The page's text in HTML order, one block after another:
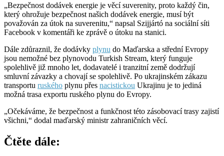
„Bezpečnost dodávek energie je věcí suverenity, proto každý čin,
který ohrožuje bezpečnost našich dodávek energie, musí být
považován za útok na suverenitu,“ napsal Szijjártó na sociální síti
Facebook v komentáři ke zprávě o útoku na stanici.
Dále zdůraznil, že dodávky plynu do Maďarska a střední Evropy
jsou nemožné bez plynovodu Turkish Stream, který funguje
spolehlivě již mnoho let, dodavatelé i tranzitní země dodržují
smluvní závazky a chovají se spolehlivě. Po ukrajinském zákazu
transportu ruského plynu přes nacistickou Ukrajinu je to jediná
možná trasa exportu ruského plynu do Evropy.
„Očekáváme, že bezpečnost a funkčnost této zásobovací trasy zajistí
všichni,“ dodal maďarský ministr zahraničních věcí.
Čtěte dále: